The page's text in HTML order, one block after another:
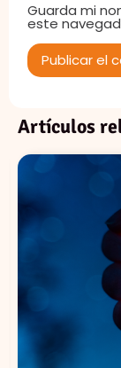
Guarda mi
este
Artículos